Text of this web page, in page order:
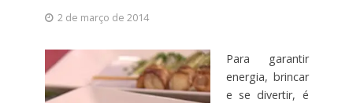
2 de março de 2014
Para garantir
energia, brincar
e se divertir, é